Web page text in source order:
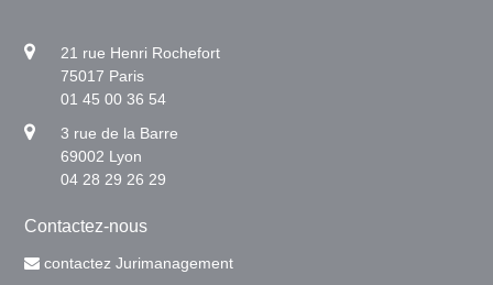
21 rue Henri Rochefort
75017 Paris
01 45 00 36 54
3 rue de la Barre
69002 Lyon
04 28 29 26 29
Contactez-nous
contactez Jurimanagement